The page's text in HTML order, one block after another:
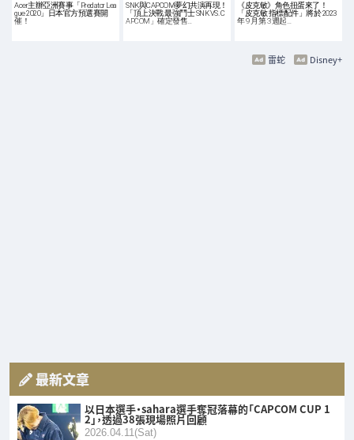
Acer主辦亞洲賽事「Predator Lea
gue 2020」日本官方預選賽開
催！
SNK與CAPCOM夢幻共演再現！
「頂上決戰 最強鬥士 SNK VS. C
APCOM」確定發售…
《皮克敏》角色扭蛋來了！
「皮克敏 指標配件」將於 2023
年 9 月第 3 週起…
Disney+
雷蛇
最新文章
以日本選手・sahara選手奪冠落幕的「CAPCOM CUP 1
2」，透過38張現場照片回顧
2026.04.11(Sat)